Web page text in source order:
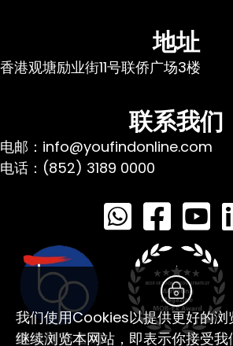
地址
香港观塘励业街11号联侨广场3楼
联系我们
电邮：info@youfindonline.com
电话：(852) 3189 0000
我们使用Cookies以提供更好的浏
继续浏览本网站，即表示你接受